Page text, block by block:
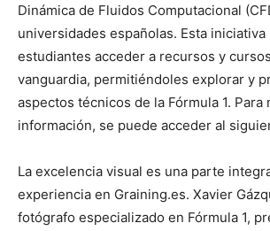
Dinámica de Fluidos Computacional
universidades españolas. Esta
estudiantes acceder a recursos y
vanguardia, permitiéndoles explorar y
aspectos técnicos de la Fórmula 1. Para
información, se puede acceder al
La excelencia visual es una parte
experiencia en Graining.es. Xavier
fotógrafo especializado en Fórmula 1,